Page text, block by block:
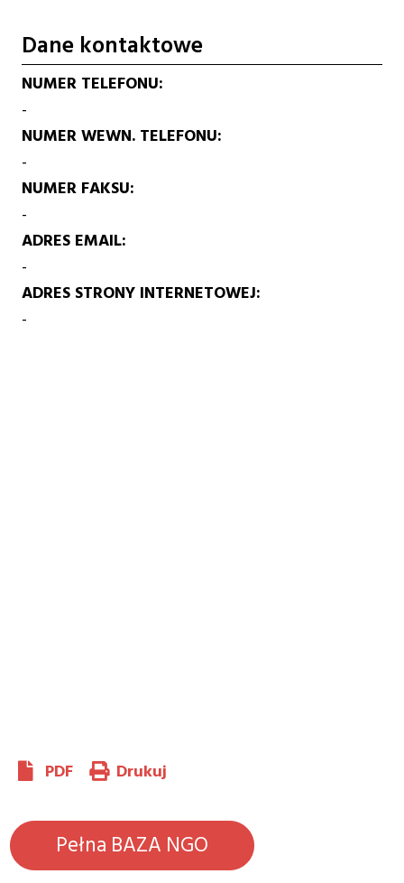
Dane kontaktowe
NUMER TELEFONU
-
NUMER WEWN. TELEFONU
-
NUMER FAKSU
-
ADRES EMAIL
-
ADRES STRONY INTERNETOWEJ
-
PDF Drukuj
Pełna BAZA NGO